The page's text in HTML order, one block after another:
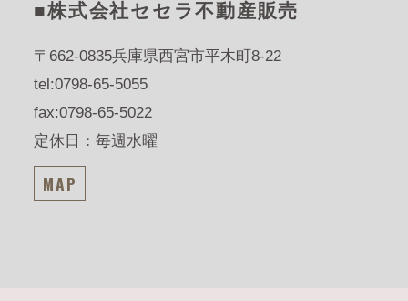
■株式会社セセラ不動産販売
〒662-0835兵庫県西宮市平木町8-22
tel:0798-65-5055
fax:0798-65-5022
定休日：毎週水曜
MAP